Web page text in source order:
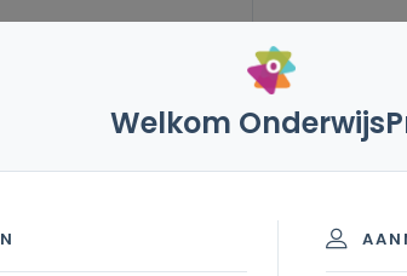
vakken en leerplannen 3de graad
materiaal effectieve ...
- A-finaliteit
Welkom